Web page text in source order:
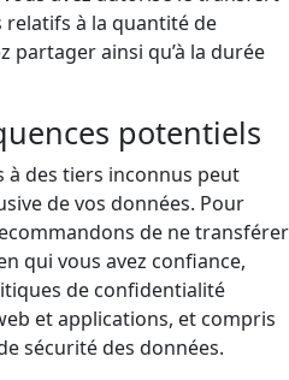
à la quantité de
partager ainsi qu’à la durée
potentiels
à des tiers inconnus peut
de vos données. Pour
de ne transférer
qui vous avez confiance,
de confidentialité
et applications, et compris
sécurité des données.